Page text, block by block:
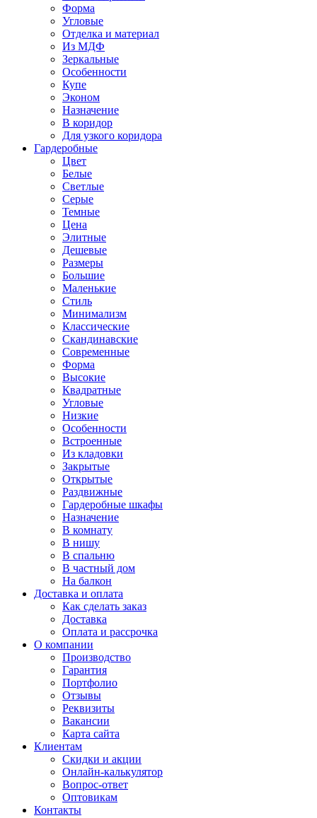
Форма
Угловые
Отделка и материал
Из МДФ
Зеркальные
Особенности
Купе
Эконом
Назначение
В коридор
Для узкого коридора
Гардеробные
Цвет
Белые
Светлые
Серые
Темные
Цена
Элитные
Дешевые
Размеры
Большие
Маленькие
Стиль
Минимализм
Классические
Скандинавские
Современные
Форма
Высокие
Квадратные
Угловые
Низкие
Особенности
Встроенные
Из кладовки
Закрытые
Открытые
Раздвижные
Гардеробные шкафы
Назначение
В комнату
В нишу
В спальню
В частный дом
На балкон
Доставка и оплата
Как сделать заказ
Доставка
Оплата и рассрочка
О компании
Производство
Гарантия
Портфолио
Отзывы
Реквизиты
Вакансии
Карта сайта
Клиентам
Скидки и акции
Онлайн-калькулятор
Вопрос-ответ
Оптовикам
Контакты